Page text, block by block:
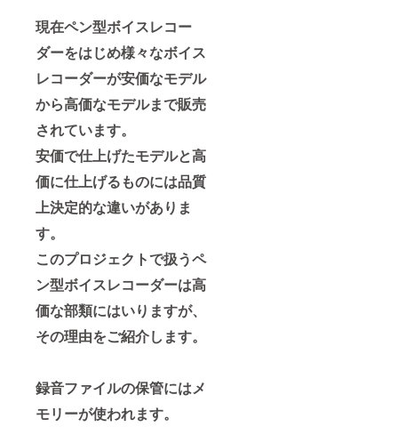
現在ペン型ボイスレコー
ダーをはじめ様々なボイス
レコーダーが安価なモデル
から高価なモデルまで販売
されています。
安価で仕上げたモデルと高
価に仕上げるものには品質
上決定的な違いがありま
す。
このプロジェクトで扱うペ
ン型ボイスレコーダーは高
価な部類にはいりますが、
その理由をご紹介します。
録音ファイルの保管にはメ
モリーが使われます。